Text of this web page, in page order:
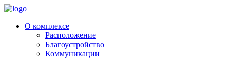
О комплексе
Расположение
Благоустройство
Коммуникации